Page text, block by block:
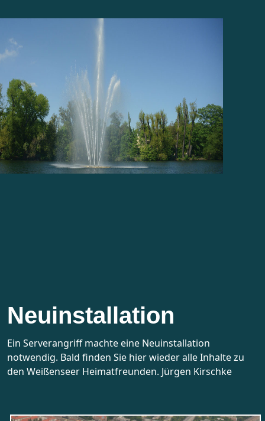
Neuinstallation
Ein Serverangriff machte eine Neuinstallation
notwendig. Bald finden Sie hier wieder alle Inhalte zu
den Weißenseer Heimatfreunden. Jürgen Kirschke